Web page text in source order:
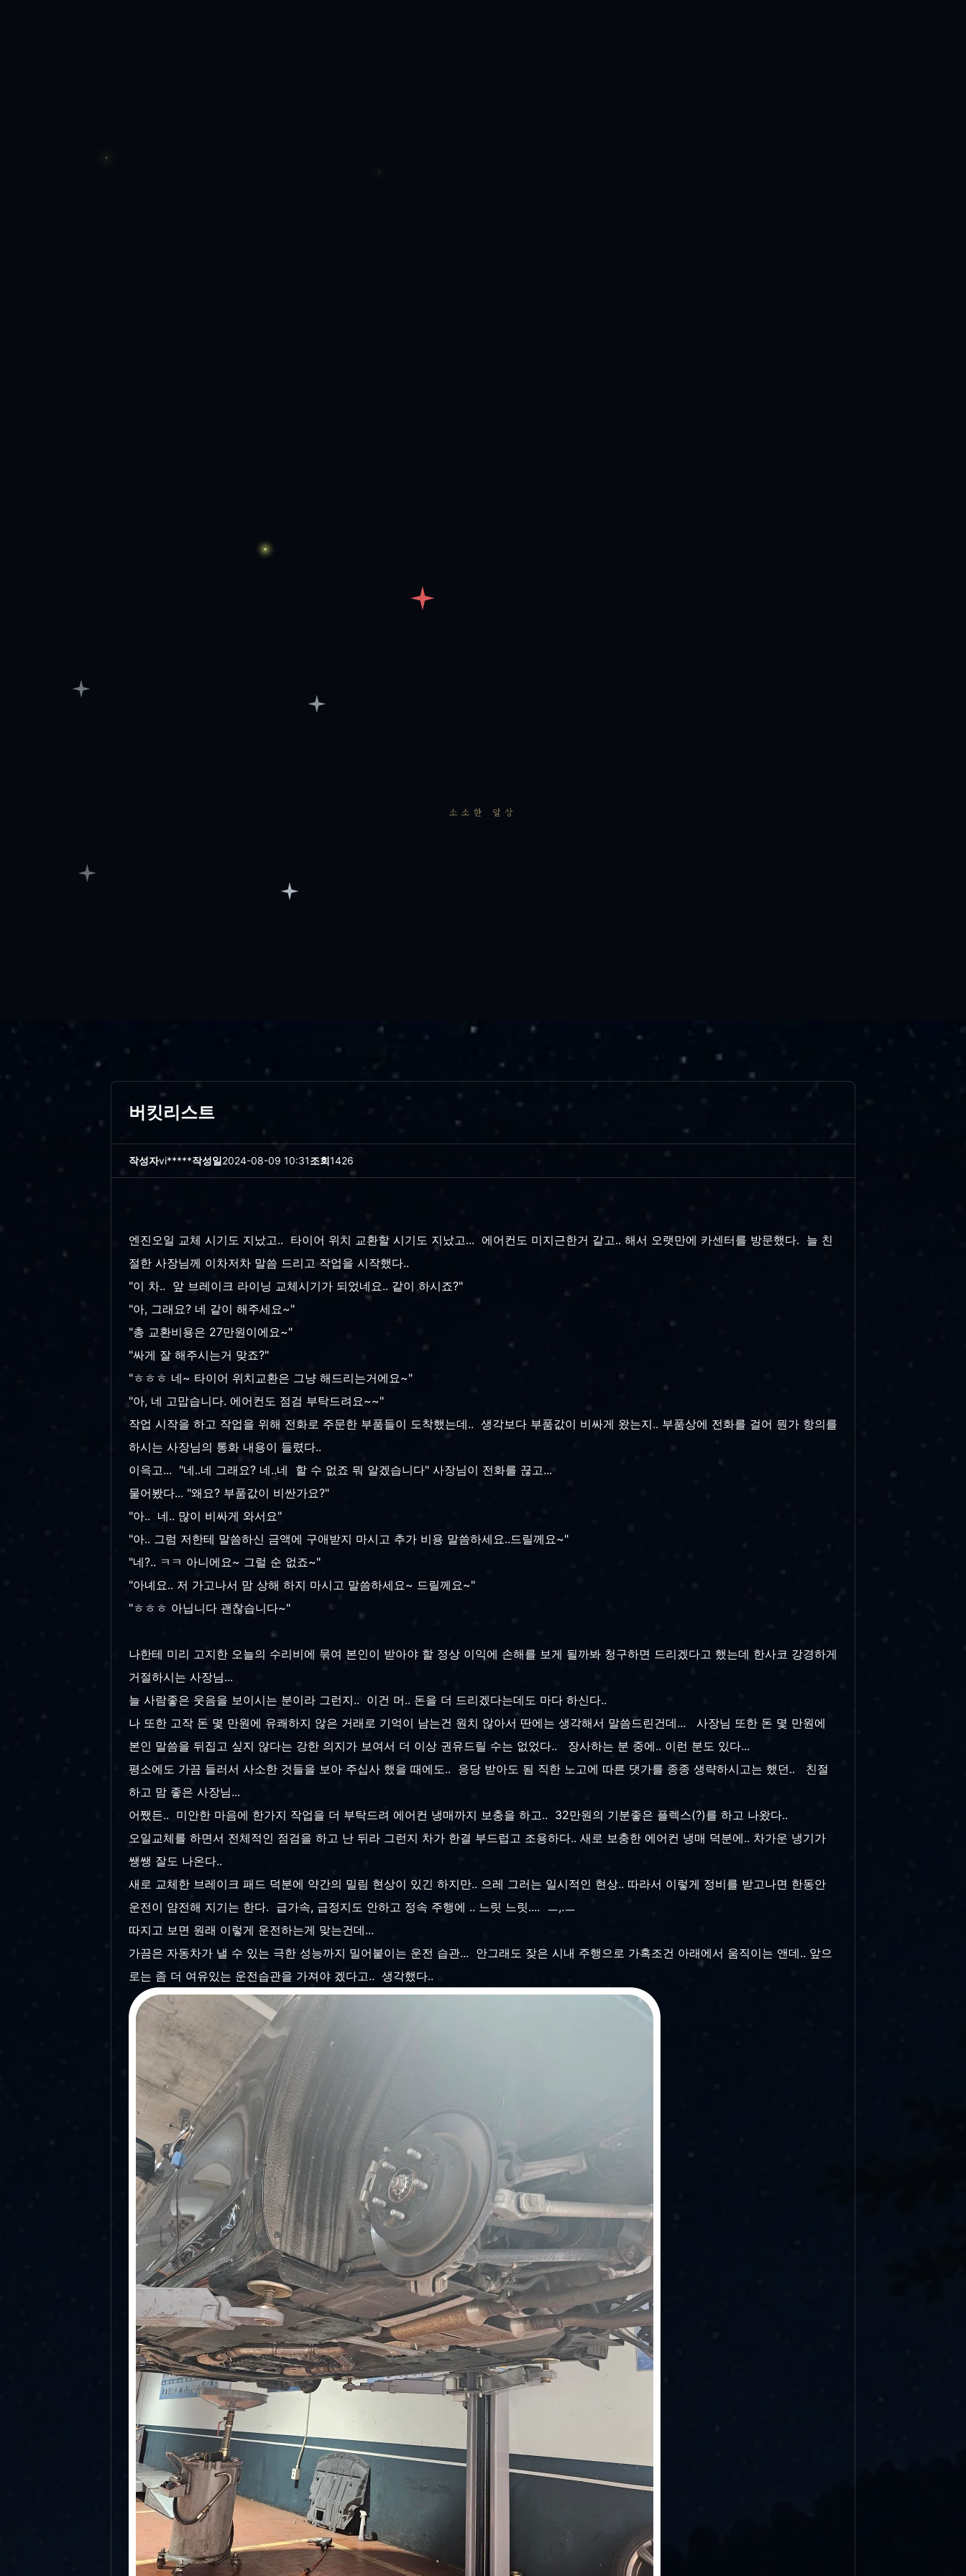
소소한 일상
버킷리스트
작성자vi*****작성일2024-08-09 10:31조회1426
엔진오일 교체 시기도 지났고.. 타이어 위치 교환할 시기도 지났고... 에어컨도 미지근한거 같고.. 해서 오랫만에 카센터를 방문했다. 늘 친
절한 사장님께 이차저차 말씀 드리고 작업을 시작했다..
"이 차.. 앞 브레이크 라이닝 교체시기가 되었네요.. 같이 하시죠?"
"아, 그래요? 네 같이 해주세요~"
"총 교환비용은 27만원이에요~"
"싸게 잘 해주시는거 맞죠?"
"ㅎㅎㅎ 네~ 타이어 위치교환은 그냥 해드리는거에요~"
"아, 네 고맙습니다. 에어컨도 점검 부탁드려요~~"
작업 시작을 하고 작업을 위해 전화로 주문한 부품들이 도착했는데.. 생각보다 부품값이 비싸게 왔는지.. 부품상에 전화를 걸어 뭔가 항의를
하시는 사장님의 통화 내용이 들렸다..
이윽고... "네..네 그래요? 네..네 할 수 없죠 뭐 알겠습니다" 사장님이 전화를 끊고...
물어봤다... "왜요? 부품값이 비싼가요?"
"아.. 네.. 많이 비싸게 와서요"
"아.. 그럼 저한테 말씀하신 금액에 구애받지 마시고 추가 비용 말씀하세요..드릴께요~"
"네?.. ㅋㅋ 아니에요~ 그럴 순 없죠~"
"아녜요.. 저 가고나서 맘 상해 하지 마시고 말씀하세요~ 드릴께요~"
"ㅎㅎㅎ 아닙니다 괜찮습니다~"
나한테 미리 고지한 오늘의 수리비에 묶여 본인이 받아야 할 정상 이익에 손해를 보게 될까봐 청구하면 드리겠다고 했는데 한사코 강경하게
거절하시는 사장님...
늘 사람좋은 웃음을 보이시는 분이라 그런지.. 이건 머.. 돈을 더 드리겠다는데도 마다 하신다..
나 또한 고작 돈 몇 만원에 유쾌하지 않은 거래로 기억이 남는건 원치 않아서 딴에는 생각해서 말씀드린건데... 사장님 또한 돈 몇 만원에
본인 말씀을 뒤집고 싶지 않다는 강한 의지가 보여서 더 이상 권유드릴 수는 없었다.. 장사하는 분 중에.. 이런 분도 있다...
평소에도 가끔 들러서 사소한 것들을 보아 주십사 했을 때에도.. 응당 받아도 됨 직한 노고에 따른 댓가를 종종 생략하시고는 했던.. 친절
하고 맘 좋은 사장님...
어쨌든.. 미안한 마음에 한가지 작업을 더 부탁드려 에어컨 냉매까지 보충을 하고.. 32만원의 기분좋은 플렉스(?)를 하고 나왔다..
오일교체를 하면서 전체적인 점검을 하고 난 뒤라 그런지 차가 한결 부드럽고 조용하다.. 새로 보충한 에어컨 냉매 덕분에.. 차가운 냉기가
쌩쌩 잘도 나온다..
새로 교체한 브레이크 패드 덕분에 약간의 밀림 현상이 있긴 하지만.. 으레 그러는 일시적인 현상.. 따라서 이렇게 정비를 받고나면 한동안
운전이 얌전해 지기는 한다. 급가속, 급정지도 안하고 정속 주행에 .. 느릿 느릿.... ㅡ,.ㅡ
따지고 보면 원래 이렇게 운전하는게 맞는건데...
가끔은 자동차가 낼 수 있는 극한 성능까지 밀어붙이는 운전 습관... 안그래도 잦은 시내 주행으로 가혹조건 아래에서 움직이는 앤데.. 앞으
로는 좀 더 여유있는 운전습관을 가져야 겠다고.. 생각했다..